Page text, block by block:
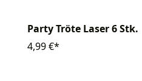
Party Tröte Laser 6 Stk.
4,99 €*